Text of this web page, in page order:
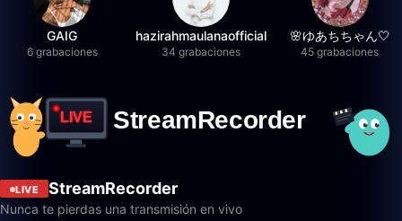
GAIG
6 grabaciones
hazirahmaulanaofficial
34 grabaciones
🌸ゆあちちゃん🤍
45 grabaciones
LIVE StreamRecorder
Nunca te pierdas una transmisión en vivo